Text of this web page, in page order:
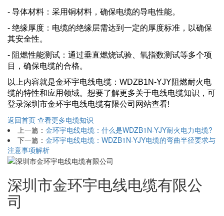
- 导体材料：采用铜材料，确保电缆的导电性能。
- 绝缘厚度：电缆的绝缘层需达到一定的厚度标准，以确保
其安全性。
- 阻燃性能测试：通过垂直燃烧试验、氧指数测试等多个项
目，确保电缆的合格。
以上内容就是金环宇电线电缆：WDZB1N-YJY阻燃耐火电
缆的特性和应用领域。想要了解更多关于电线电缆知识，可
登录深圳市金环宇电线电缆有限公司网站查看!
返回首页 查看更多电缆知识
上一篇： 金环宇电线电缆：什么是WDZB1N-YJY耐火电力电缆?
下一篇： 金环宇电线电缆：WDZB1N-YJY电缆的弯曲半径要求与
注意事项解析
深圳市金环宇电线电缆有限公
司